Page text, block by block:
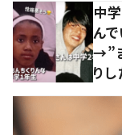
中
ん
→”
りし